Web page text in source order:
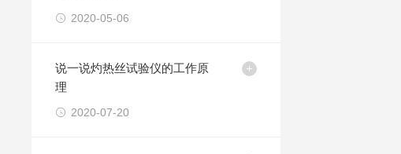
2020-05-06
说一说灼热丝试验仪的工作原
理
2020-07-20